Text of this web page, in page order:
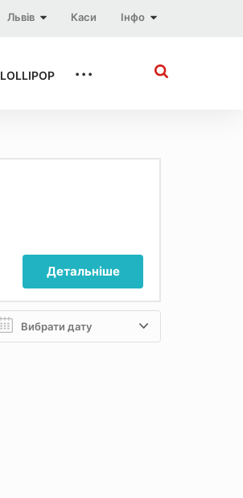
Інфо
Каси
Львів
LOLLIPOP ...
Детальніше